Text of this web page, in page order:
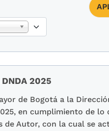
2025
de Bogotá a la
en cumplimiento de lo
de Autor, con la cual se